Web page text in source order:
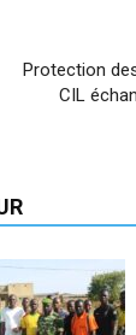
Protection
CIL